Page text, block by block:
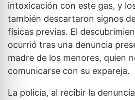
intoxicación con este gas, y
también descartaron signos
físicas previas. El
ocurrió tras una denuncia
madre de los menores, quien
comunicarse con su expareja.
La policía, al recibir la